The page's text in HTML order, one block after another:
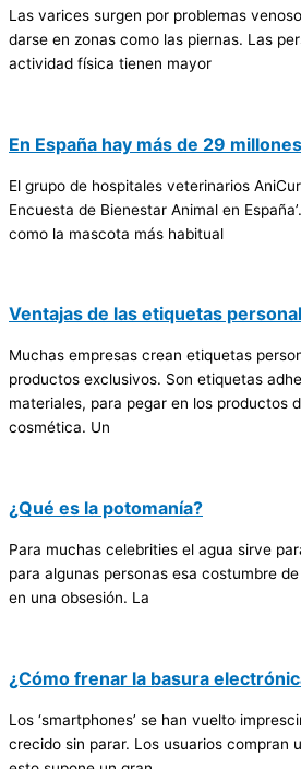
Las varices surgen por problemas
darse en zonas como las piernas. Las
actividad física tienen mayor
En España hay más de 29
El grupo de hospitales veterinarios
Encuesta de Bienestar Animal en
como la mascota más habitual
Ventajas de las etiquetas
Muchas empresas crean etiquetas
productos exclusivos. Son etiquetas
materiales, para pegar en los productos
cosmética. Un
¿Qué es la potomanía?
Para muchas celebrities el agua sirve
para algunas personas esa costumbre
en una obsesión. La
¿Cómo frenar la basura
Los ‘smartphones’ se han vuelto
crecido sin parar. Los usuarios compran